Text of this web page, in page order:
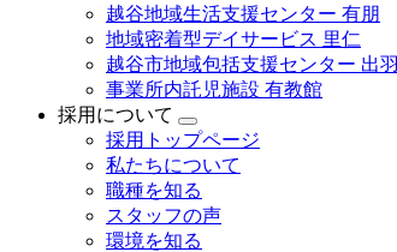
越谷地域生活支援センター 有朋
地域密着型デイサービス 里仁
越谷市地域包括支援センター 出羽
事業所内託児施設 有教館
採用について
採用トップページ
私たちについて
職種を知る
スタッフの声
環境を知る